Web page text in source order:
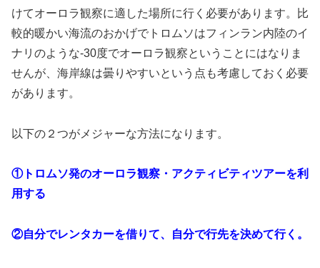
けてオーロラ観察に適した場所に行く必要があります。比
較的暖かい海流のおかげでトロムソはフィンラン内陸のイ
ナリのような-30度でオーロラ観察ということにはなりま
せんが、海岸線は曇りやすいという点も考慮しておく必要
があります。
以下の２つがメジャーな方法になります。
①トロムソ発のオーロラ観察・アクティビティツアーを利
用する
②自分でレンタカーを借りて、自分で行先を決めて行く。